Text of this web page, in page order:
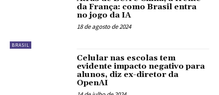
BRASIL
da França: como Brasil entra
no jogo da IA
18 de agosto de 2024
Celular nas escolas tem
evidente impacto negativo para
alunos, diz ex-diretor da
OpenAI